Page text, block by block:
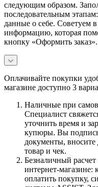
следующим образом.
последовательным
данные о себе. Советуем
информацию, которая
кнопку «Оформить заказ».
Оплачивайте покупки
магазине доступно 3
Наличные при
Специалист
уточнить время и
купюры. Вы
документы, вносите
товар и чек.
Безналичный
интернет-магазине:
оплатить покупку,